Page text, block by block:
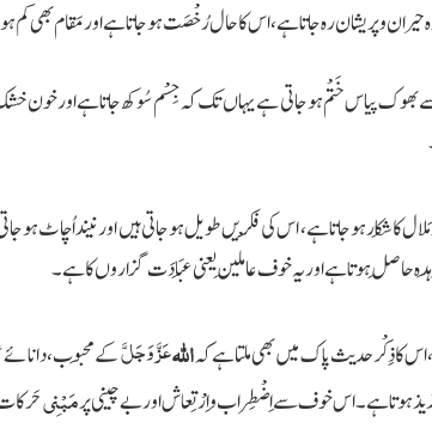
و پریشان رہ جاتا ہے، اس کا حال رُخْصَت ہو جاتا ہے اور مَقام بھی کم
بھوکپیاس خَتْم ہو جاتی ہے یہاں تک کہ جِسْم سُوکھ جاتا ہے اور خون
کا شِکار ہو جاتا ہے، اس کی فِکْریں طویل ہو جاتی ہیں اور نیند اُچاٹ ہو
حاصِل ہوتا ہے اور یہ خوف عامِلین یعنی عِبَادَت گزاروں کا ہے۔
کا ذِکْر حدیث پاک میں بھی ملتا ہے کہاللہعَزَّ وَجَلَّکے مَحبوب،
ہوتا ہے۔ اس خوف سے اِضْطِراب و اِرْتِعاش اور بے چینی پرمَبْنِی